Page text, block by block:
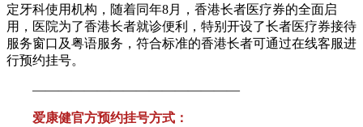
定牙科使用机构，随着同年8月，香港长者医疗券的全面启
用，医院为了香港长者就诊便利，特别开设了长者医疗券接待
服务窗口及粤语服务，符合标准的香港长者可通过在线客服进
行预约挂号。
————————————————
爱康健官方预约挂号方式：